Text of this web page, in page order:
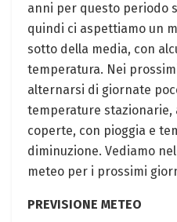
anni per questo periodo
quindi ci aspettiamo un
sotto della media, con
temperatura. Nei
alternarsi di giornate
temperature stazionarie,
coperte, con pioggia e
diminuzione. Vediamo
meteo per i prossimi
PREVISIONE METEO